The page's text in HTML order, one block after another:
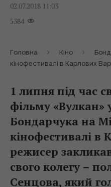
02.07.2018 11:03
5384
Головна Кіно
кінофестивалі в Карлових
1 липня під час
фільму «Вулкан»
Бондарчука на
кінофестивалі в
режисер
свого колегу –
Сенцова, який